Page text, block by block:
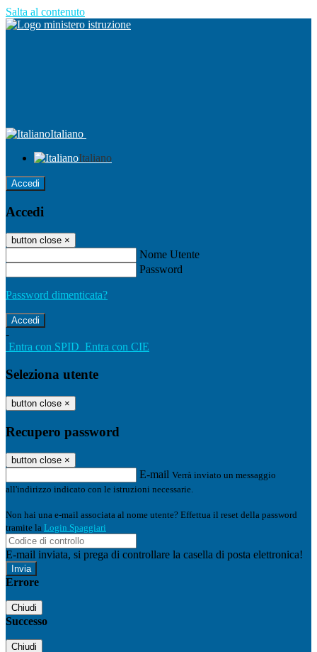
Salta al contenuto
Italiano
Italiano
Accedi
Accedi
button close ×
Nome Utente
Password
Password dimenticata?
-
Entra con SPID Entra con CIE
Seleziona utente
button close ×
Recupero password
button close ×
E-mail Verrà inviato un messaggio
all'indirizzo indicato con le istruzioni necessarie.
Non hai una e-mail associata al nome utente? Effettua il reset della password
tramite la Login Spaggiari
E-mail inviata, si prega di controllare la casella di posta elettronica!
Errore
Chiudi
Successo
Chiudi